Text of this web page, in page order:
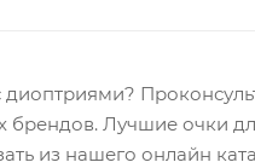
Лучшие очки
из нашего онлайн